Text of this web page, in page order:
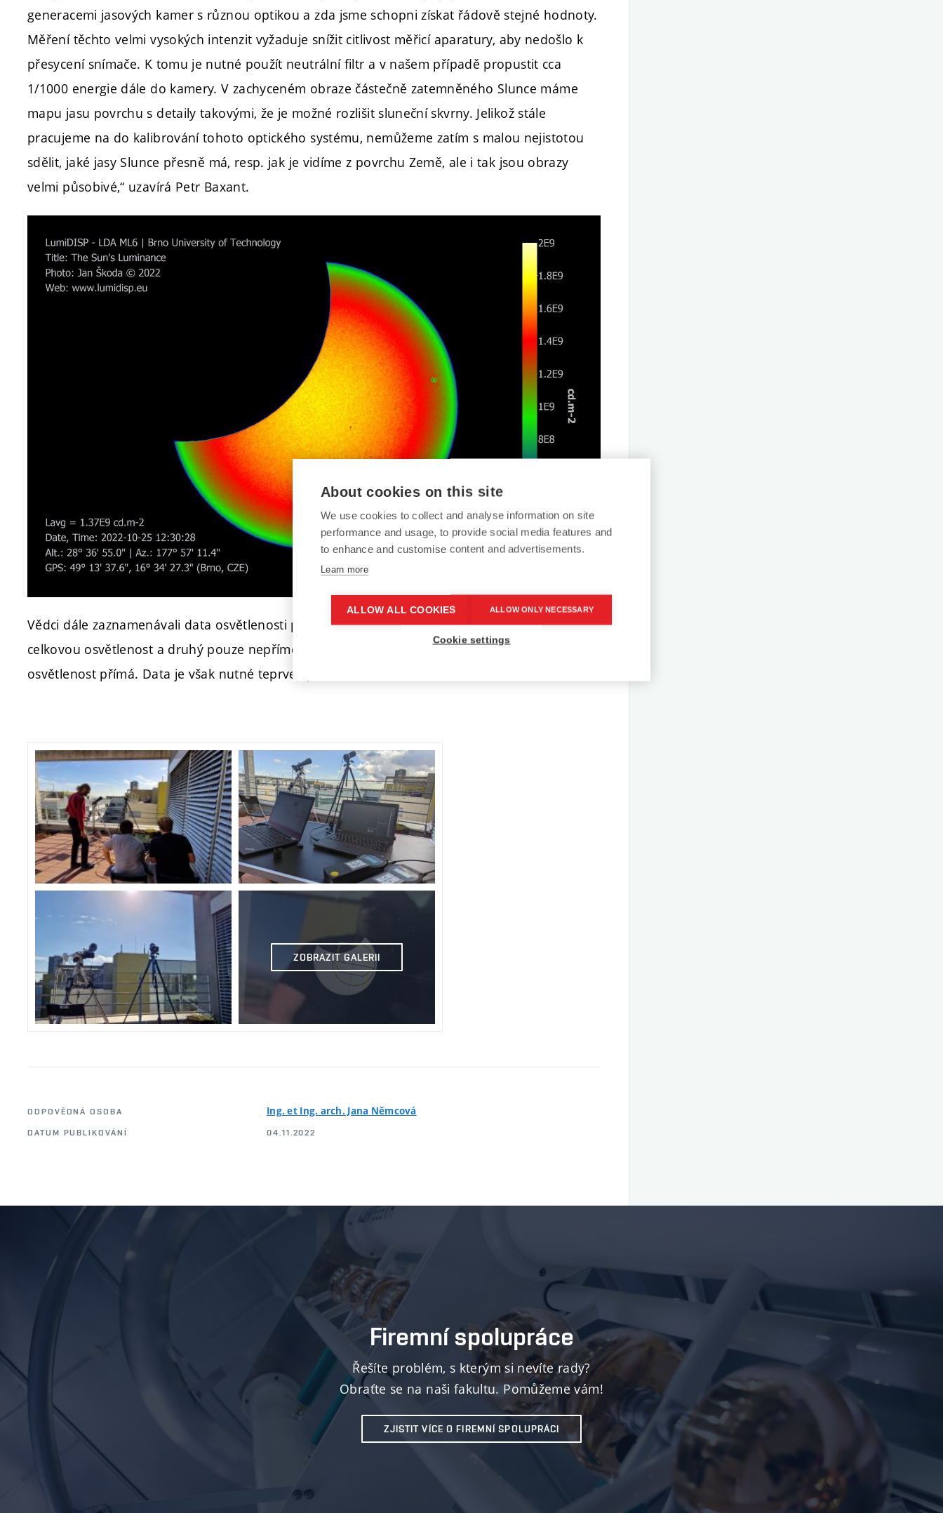
generacemi jasových kamer s různou optikou a zda jsme schopni získat řádově stejné hodnoty.
Měření těchto velmi vysokých intenzit vyžaduje snížit citlivost měřicí aparatury, aby nedošlo k
přesycení snímače. K tomu je nutné použít neutrální filtr a v našem případě propustit cca
1/1000 energie dále do kamery. V zachyceném obraze částečně zatemněného Slunce máme
mapu jasu povrchu s detaily takovými, že je možné rozlišit sluneční skvrny. Jelikož stále
pracujeme na do kalibrování tohoto optického systému, nemůžeme zatím s malou nejistotou
sdělit, jaké jasy Slunce přesně má, resp. jak je vidíme z povrchu Země, ale i tak jsou obrazy
velmi působivé,“ uzavírá Petr Baxant.
Vědci dále zaznamenávali data osvětlenosti pomocí dvou přesných luxmetrů. Jeden měřil
celkovou osvětlenost a druhý pouze nepřímou osvětlenost. Z těchto dvou hodnot se dá určit
osvětlenost přímá. Data je však nutné teprve zpracovat.
ZOBRAZIT GALERII
ODPOVĚDNÁ OSOBA Ing. et Ing. arch. Jana Němcová
DATUM PUBLIKOVÁNÍ 04.11.2022
Firemní spolupráce
Řešíte problém, s kterým si nevíte rady?
Obraťte se na naši fakultu. Pomůžeme vám!
ZJISTIT VÍCE O FIREMNÍ SPOLUPRÁCI
About cookies on this site
We use cookies to collect and analyse information on site
performance and usage, to provide social media features and
to enhance and customise content and advertisements.
Learn more
ALLOW ALL COOKIES ALLOW ONLY NECESSARY
Cookie settings